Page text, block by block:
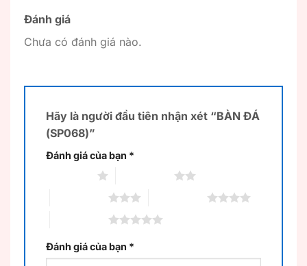
Đánh giá
Chưa có đánh giá nào.
Hãy là người đầu tiên nhận xét “BÀN ĐÁ
(SP068)”
Đánh giá của bạn *
Đánh giá của bạn *